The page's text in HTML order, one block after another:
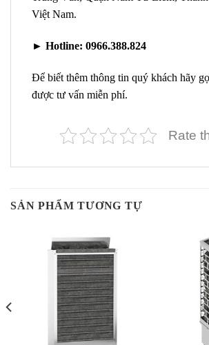
Việt Nam.
► Hotline: 0966.388.824
Để biết thêm thông tin quý khách hãy
được tư vấn miễn phí.
Rate
SẢN PHẨM TƯƠNG TỰ